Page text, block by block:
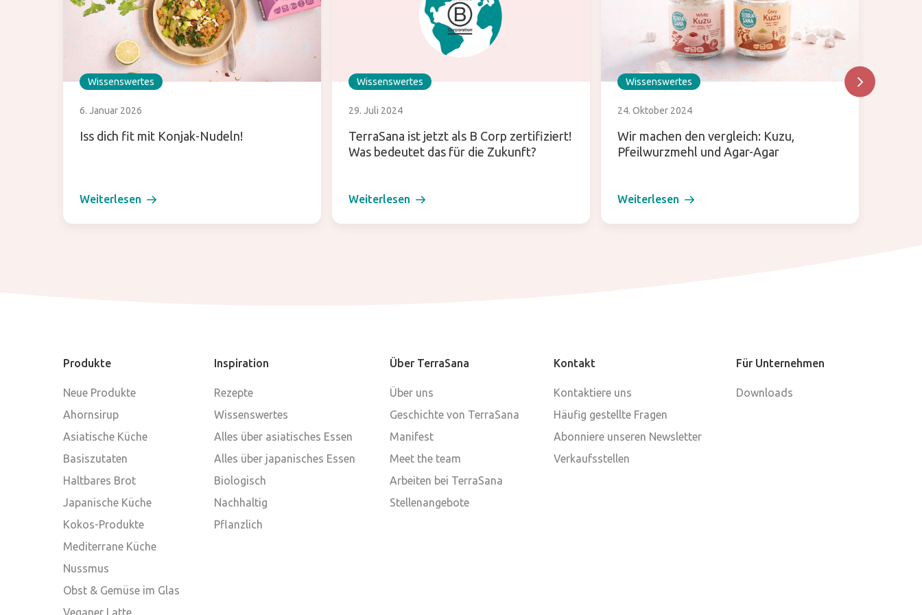
Wissenswertes
6. Januar 2026
Iss dich fit mit Konjak-Nudeln!
Weiterlesen
Wissenswertes
29. Juli 2024
TerraSana ist jetzt als B Corp zertifiziert!
Was bedeutet das für die Zukunft?
Weiterlesen
Wissenswertes
24. Oktober 2024
Wir machen den vergleich: Kuzu,
Pfeilwurzmehl und Agar-Agar
Weiterlesen
Produkte
Neue Produkte
Ahornsirup
Asiatische Küche
Basiszutaten
Haltbares Brot
Japanische Küche
Kokos-Produkte
Mediterrane Küche
Nussmus
Obst & Gemüse im Glas
Veganer Latte
Inspiration
Rezepte
Wissenswertes
Alles über asiatisches Essen
Alles über japanisches Essen
Biologisch
Nachhaltig
Pflanzlich
Über TerraSana
Über uns
Geschichte von TerraSana
Manifest
Meet the team
Arbeiten bei TerraSana
Stellenangebote
Kontakt
Kontaktiere uns
Häufig gestellte Fragen
Abonniere unseren Newsletter
Verkaufsstellen
Für Unternehmen
Downloads